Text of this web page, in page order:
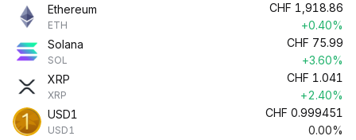
Ethereum
ETH
CHF 1,918.86
+0.40%
Solana
SOL
CHF 75.99
+3.60%
XRP
XRP
CHF 1.041
+2.40%
USD1
USD1
CHF 0.999451
0.00%